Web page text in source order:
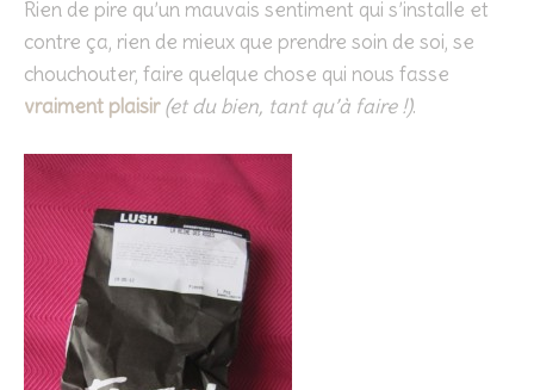
Rien de pire qu’un mauvais sentiment qui s’installe et
contre ça, rien de mieux que prendre soin de soi, se
chouchouter, faire quelque chose qui nous fasse
vraiment plaisir (et du bien, tant qu’à faire !).